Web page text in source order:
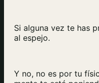
Si alguna vez te has
al espejo.
Y no, no es por tu